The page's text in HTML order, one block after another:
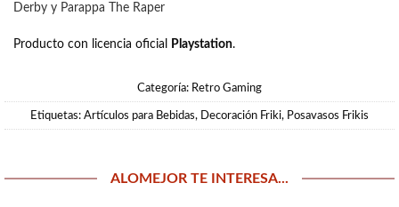
Derby y Parappa The Raper
Producto con licencia oficial Playstation.
Categoría: Retro Gaming
Etiquetas: Artículos para Bebidas, Decoración Friki, Posavasos Frikis
ALOMEJOR TE INTERESA...